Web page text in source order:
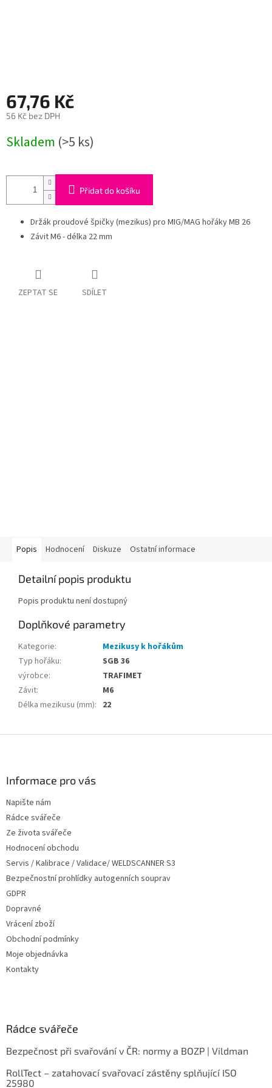
67,76 Kč
56 Kč bez DPH
cena:
Skladem (>5 ks)
Přidat do košíku
Držák proudové špičky (mezikus) pro MIG/MAG hořáky MB 26
Závit M6 - délka 22 mm
ZEPTAT SE SDÍLET
Popis Hodnocení Diskuze Ostatní informace
Detailní popis produktu
Popis produktu není dostupný
Doplňkové parametry
Kategorie:
Mezikusy k hořákům
Typ hořáku:
SGB 36
výrobce:
TRAFIMET
Závit:
M6
Délka mezikusu (mm): 22
Informace pro vás
Napište nám
Rádce svářeče
Ze života svářeče
Hodnocení obchodu
Servis / Kalibrace / Validace/ WELDSCANNER S3
Bezpečnostní prohlídky autogenních souprav
GDPR
Dopravné
Vrácení zboží
Obchodní podmínky
Moje objednávka
Kontakty
Rádce svářeče
Bezpečnost při svařování v ČR: normy a BOZP | Vildman
RollTect – zatahovací svařovací zástěny splňující ISO
25980